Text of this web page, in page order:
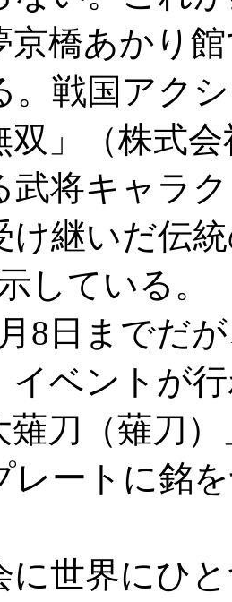
橋あかり館
。戦国アク
双」（株式
武将キャラ
け継いだ伝
している。
8日までだが
イベントが
薙刀（薙刀
レートに銘
世界にひ